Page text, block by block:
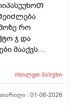
რო
ჯ და
მააქვს
წამლები
იხილეთპასუხი
თარიღი :01-06-2026